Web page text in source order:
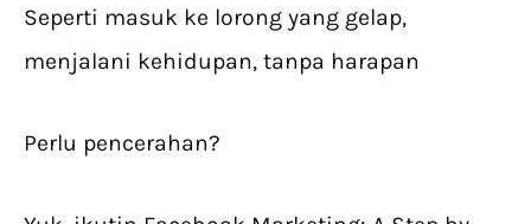
Seperti masuk ke lorong yang gelap,
menjalani kehidupan, tanpa harapan
Perlu pencerahan?